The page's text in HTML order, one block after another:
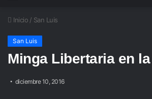
Inicio / San Luis
San Luis
Minga Libertaria en
diciembre 10, 2016